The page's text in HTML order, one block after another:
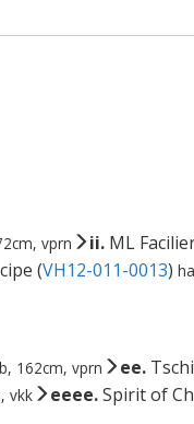
vprn ii. ML
(VH12-011-0013)
162cm, vprn ee.
vkk eeee.Spirit of